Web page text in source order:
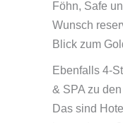
Föhn, Safe
Wunsch
Blick zum
Ebenfalls 4-
& SPA zu
Das sind